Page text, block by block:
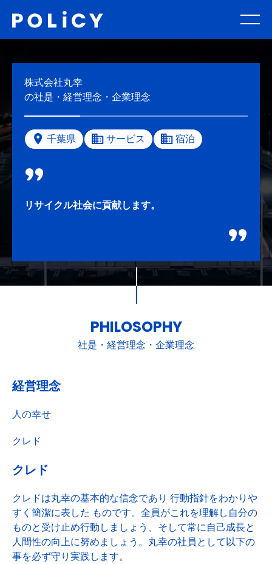
株式会社丸幸
の社是・経営理念・企業理念
千葉県 サービス 宿泊
リサイクル社会に貢献します。
PHILOSOPHY
社是・経営理念・企業理念
経営理念
人の幸せ
クレド
クレド
クレドは丸幸の基本的な信念であり 行動指針をわかりや
すく簡潔に表した ものです。全員がこれを理解し自分の
ものと受け止め行動しましょう、そして常に自己成長と
人間性の向上に努めましょう。丸幸の社員として以下の
事を必ず守り実践します。